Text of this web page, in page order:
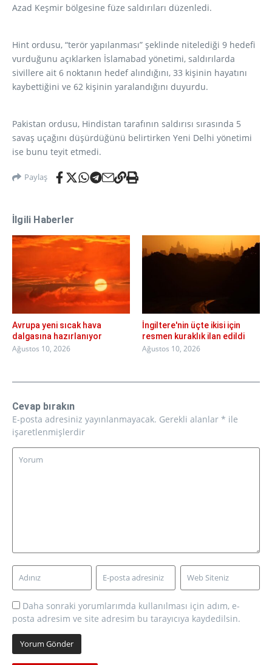
Azad Keşmir bölgesine füze saldırıları düzenledi.
Hint ordusu, “terör yapılanması” şeklinde nitelediği 9 hedefi
vurduğunu açıklarken İslamabad yönetimi, saldırılarda
sivillere ait 6 noktanın hedef alındığını, 33 kişinin hayatını
kaybettiğini ve 62 kişinin yaralandığını duyurdu.
Pakistan ordusu, Hindistan tarafının saldırısı sırasında 5
savaş uçağını düşürdüğünü belirtirken Yeni Delhi yönetimi
ise bunu teyit etmedi.
Paylaş
İlgili Haberler
Avrupa yeni sıcak hava
dalgasına hazırlanıyor
Ağustos 10, 2026
İngiltere'nin üçte ikisi için
resmen kuraklık ilan edildi
Ağustos 10, 2026
Cevap bırakın
E-posta adresiniz yayınlanmayacak. Gerekli alanlar * ile
işaretlenmişlerdir
Daha sonraki yorumlarımda kullanılması için adım, e-
posta adresim ve site adresim bu tarayıcıya kaydedilsin.